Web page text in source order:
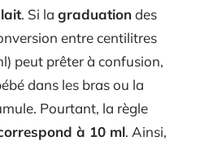
lait. Si la graduationdes
entre centilitres
peut prêter à confusion,
dans les bras ou la
Pourtant, la règle
à 10 ml. Ainsi,